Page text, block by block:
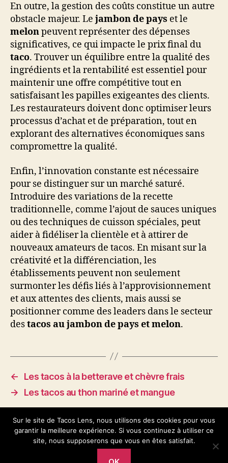
En outre, la gestion des coûts constitue un autre
obstacle majeur. Le jambon de pays et le
melonpeuvent représenter des dépenses
significatives, ce qui impacte le prix final du
taco. Trouver un équilibre entre la qualité des
ingrédients et la rentabilité est essentiel pour
maintenir une offre compétitive tout en
satisfaisant les papilles exigeantes des clients.
Les restaurateurs doivent donc optimiser leurs
processus d’achat et de préparation, tout en
explorant des alternatives économiques sans
compromettre la qualité.
Enfin, l’innovation constante est nécessaire
pour se distinguer sur un marché saturé.
Introduire des variations de la recette
traditionnelle, comme l’ajout de sauces uniques
ou des techniques de cuisson spéciales, peut
aider à fidéliser la clientèle et à attirer de
nouveaux amateurs de tacos. En misant sur la
créativité et la différenciation, les
établissements peuvent non seulement
surmonter les défis liés à l’approvisionnement
et aux attentes des clients, mais aussi se
positionner comme des leaders dans le secteur
destacos au jambon de pays et melon.
←
Les tacos à la betterave et chèvre frais
→
Les tacos au thon mariné et mangue
Sur le site de Tacos Lens, nous utilisons des cookies pour vous
garantir la meilleure expérience. Si vous continuez à utiliser ce
site, nous supposerons que vous en êtes satisfait.